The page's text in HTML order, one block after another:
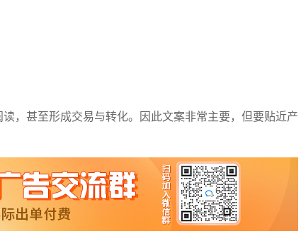
，甚至形成交易与转化。因此文案非常主要，但要贴近产